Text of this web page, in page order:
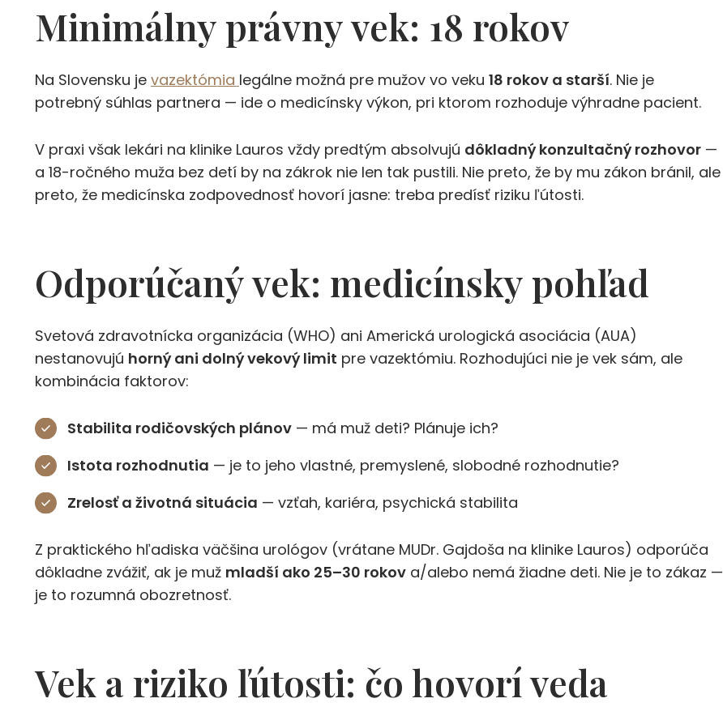
Minimálny právny vek: 18 rokov
Na Slovensku je vazektómia legálne možná pre mužov vo veku 18 rokov a starší. Nie je
potrebný súhlas partnera — ide o medicínsky výkon, pri ktorom rozhoduje výhradne pacient.
V praxi však lekári na klinike Lauros vždy predtým absolvujú dôkladný konzultačný rozhovor —
a 18-ročného muža bez detí by na zákrok nie len tak pustili. Nie preto, že by mu zákon bránil, ale
preto, že medicínska zodpovednosť hovorí jasne: treba predísť riziku ľútosti.
Odporúčaný vek: medicínsky pohľad
Svetová zdravotnícka organizácia (WHO) ani Americká urologická asociácia (AUA)
nestanovujú horný ani dolný vekový limit pre vazektómiu. Rozhodujúci nie je vek sám, ale
kombinácia faktorov:
Stabilita rodičovských plánov— má muž deti? Plánuje ich?
Istota rozhodnutia — je to jeho vlastné, premyslené, slobodné rozhodnutie?
Zrelosť a životná situácia — vzťah, kariéra, psychická stabilita
Z praktického hľadiska väčšina urológov (vrátane MUDr. Gajdoša na klinike Lauros) odporúča
dôkladne zvážiť, ak je muž mladší ako 25–30 rokov a/alebo nemá žiadne deti. Nie je to zákaz —
je to rozumná obozretnosť.
Vek a riziko ľútosti: čo hovorí veda